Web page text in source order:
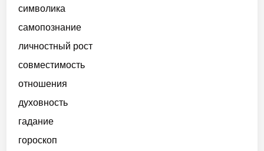
символика
самопознание
личностный рост
совместимость
отношения
духовность
гадание
гороскоп